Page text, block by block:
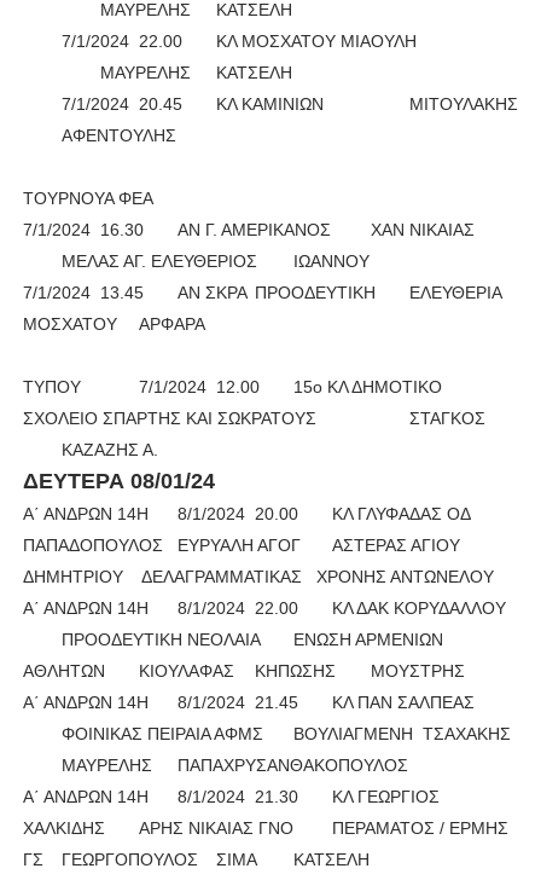
ΜΑΥΡΕΛΗΣ
ΚΑΤΣΕΛΗ
7/1/2024 22.00
ΚΛ ΜΟΣΧΑΤΟΥ ΜΙΑΟΥΛΗ
ΜΑΥΡΕΛΗΣ
ΚΑΤΣΕΛΗ
7/1/2024 20.45 ΚΛ ΚΑΜΙΝΙΩΝ
ΜΙΤΟΥΛΑΚΗΣ
ΑΦΕΝΤΟΥΛΗΣ
ΤΟΥΡΝΟΥΑ ΦΕΑ
7/1/2024 16.30 ΑΝ Γ. ΑΜΕΡΙΚΑΝΟΣ
ΧΑΝ ΝΙΚΑΙΑΣ
ΜΕΛΑΣ ΑΓ. ΕΛΕΥΘΕΡΙΟΣ
ΙΩΑΝΝΟΥ
7/1/2024 13.45 ΑΝ ΣΚΡΑ ΠΡΟΟΔΕΥΤΙΚΗ
ΕΛΕΥΘΕΡΙΑ
ΜΟΣΧΑΤΟΥ
ΑΡΦΑΡΑ
ΤΥΠΟΥ 7/1/2024 12.00
15ο ΚΛ ΔΗΜΟΤΙΚΟ
ΣΧΟΛΕΙΟ ΣΠΑΡΤΗΣ ΚΑΙ ΣΩΚΡΑΤΟΥΣ
ΣΤΑΓΚΟΣ
ΚΑΖΑΖΗΣ Α.
ΔΕΥΤΕΡΑ 08/01/24
Α΄ ΑΝΔΡΩΝ 14Η 8/1/2024 20.00
ΚΛ ΓΛΥΦΑΔΑΣ ΟΔ
ΠΑΠΑΔΟΠΟΥΛΟΣ
ΕΥΡΥΑΛΗ ΑΓΟΓ
ΑΣΤΕΡΑΣ ΑΓΙΟΥ
ΔΗΜΗΤΡΙΟΥ
ΔΕΛΑΓΡΑΜΜΑΤΙΚΑΣ ΧΡΟΝΗΣ ΑΝΤΩΝΕΛΟΥ
Α΄ ΑΝΔΡΩΝ 14Η
8/1/2024 22.00
ΚΛ ΔΑΚ ΚΟΡΥΔΑΛΛΟΥ
ΠΡΟΟΔΕΥΤΙΚΗ ΝΕΟΛΑΙΑ
ΕΝΩΣΗ ΑΡΜΕΝΙΩΝ
ΑΘΛΗΤΩΝ
ΚΙΟΥΛΑΦΑΣ ΚΗΠΩΣΗΣ
ΜΟΥΣΤΡΗΣ
Α΄ ΑΝΔΡΩΝ 14Η
8/1/2024 21.45
ΚΛ ΠΑΝ ΣΑΛΠΕΑΣ
ΦΟΙΝΙΚΑΣ ΠΕΙΡΑΙΑ ΑΦΜΣ
ΒΟΥΛΙΑΓΜΕΝΗ ΤΣΑΧΑΚΗΣ
ΜΑΥΡΕΛΗΣ
ΠΑΠΑΧΡΥΣΑΝΘΑΚΟΠΟΥΛΟΣ
Α΄ ΑΝΔΡΩΝ 14Η
8/1/2024 21.30
ΚΛ ΓΕΩΡΓΙΟΣ
ΧΑΛΚΙΔΗΣ
ΑΡΗΣ ΝΙΚΑΙΑΣ ΓΝΟ
ΠΕΡΑΜΑΤΟΣ / ΕΡΜΗΣ
ΓΣ
ΓΕΩΡΓΟΠΟΥΛΟΣ ΣΙΜΑ
ΚΑΤΣΕΛΗ